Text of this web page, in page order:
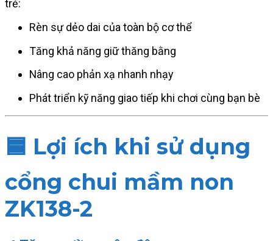
trẻ:
Rèn sự dẻo dai của toàn bộ cơ thể
Tăng khả năng giữ thăng bằng
Nâng cao phản xạ nhanh nhạy
Phát triển kỹ năng giao tiếp khi chơi cùng bạn bè
🟦 Lợi ích khi sử dụng
cổng chui mầm non
ZK138-2